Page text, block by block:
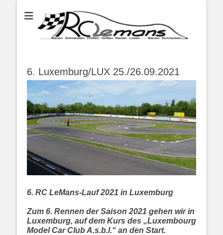
...bauen schauben chillen grillen racen losen bauen schrauben...
6. Luxemburg/LUX 25./26.09.2021
6. RC LeMans-Lauf 2021 in Luxemburg
Zum 6. Rennen der Saison 2021 gehen wir in
Luxemburg, auf dem Kurs des „Luxembourg
Model Car Club A.s.b.l.“ an den Start.